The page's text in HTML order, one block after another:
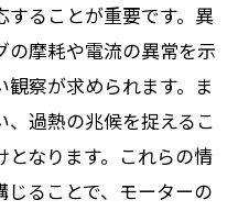
ることが重要です。異
の摩耗や電流の異常を示
察が求められます。ま
過熱の兆候を捉えるこ
となります。これらの情
ることで、モーターの